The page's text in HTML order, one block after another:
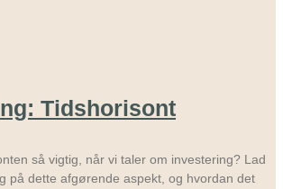
Tidshorisont
så vigtig, når vi taler om investering? Lad
på dette afgørende aspekt, og hvordan det